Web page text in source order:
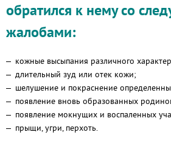
обратился к нему со
жалобами:
кожные высыпания различного
длительный зуд или отек кожи;
шелушение и покраснение
появление вновь образованных
появление мокнущих и воспаленных
прыщи, угри, перхоть.